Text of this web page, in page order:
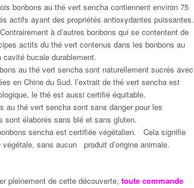
bonbons au thé vert sencha contiennent environ 75
actifs ayant des propriétés antioxydantes puissantes.
à d’autres bonbons qui se contentent de
actifs du thé vert contenus dans les bonbons au
bucale durablement.
au thé vert sencha sont naturellement sucrés avec
en Chine du Sud. l’extrait de thé vert sencha est
le thé est aussi certifié équitable.
au thé vert sencha sont sans danger pour les
élaborés sans blé et sans gluten.
sencha est certifiée végétalien. Cela signifie
sans aucun produit d’origine animale.
pleinement de cette découverte, toute commande